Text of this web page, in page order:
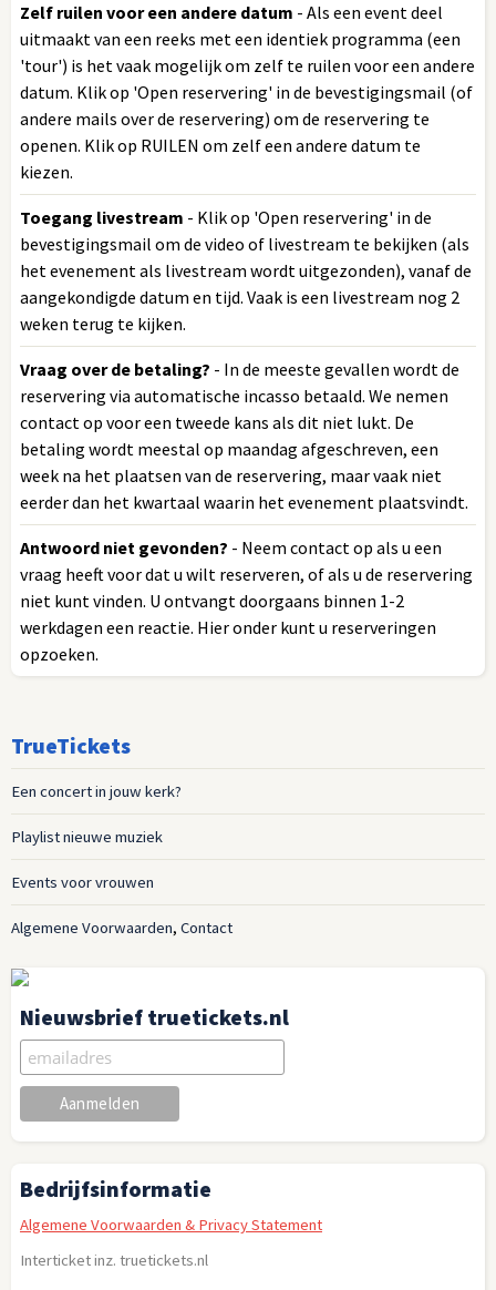
Zelf ruilen voor een andere datum - Als een event deel
uitmaakt van een reeks met een identiek programma (een
'tour') is het vaak mogelijk om zelf te ruilen voor een andere
datum. Klik op 'Open reservering' in de bevestigingsmail (of
andere mails over de reservering) om de reservering te
openen. Klik op RUILEN om zelf een andere datum te
kiezen.
Toegang livestream - Klik op 'Open reservering' in de
bevestigingsmail om de video of livestream te bekijken (als
het evenement als livestream wordt uitgezonden), vanaf de
aangekondigde datum en tijd. Vaak is een livestream nog 2
weken terug te kijken.
Vraag over de betaling? - In de meeste gevallen wordt de
reservering via automatische incasso betaald. We nemen
contact op voor een tweede kans als dit niet lukt. De
betaling wordt meestal op maandag afgeschreven, een
week na het plaatsen van de reservering, maar vaak niet
eerder dan het kwartaal waarin het evenement plaatsvindt.
Antwoord niet gevonden? - Neem contact op als u een
vraag heeft voor dat u wilt reserveren, of als u de reservering
niet kunt vinden. U ontvangt doorgaans binnen 1-2
werkdagen een reactie. Hier onder kunt u reserveringen
opzoeken.
TrueTickets
Een concert in jouw kerk?
Playlist nieuwe muziek
Events voor vrouwen
Algemene Voorwaarden, Contact
Nieuwsbrief truetickets.nl
Bedrijfsinformatie
Algemene Voorwaarden & Privacy Statement
Interticket inz. truetickets.nl